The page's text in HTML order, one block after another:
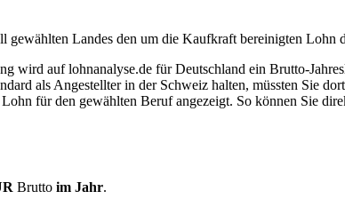
gewählten Landes den um die Kaufkraft bereinigten Lohn
wird auf lohnanalyse.de für Deutschland ein Brutto-
als Angestellter in der Schweiz halten, müssten Sie
für den gewählten Beruf angezeigt. So können Sie
Brutto im Jahr.